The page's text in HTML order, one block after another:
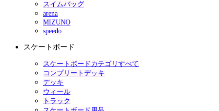
スイムバッグ
arena
MIZUNO
speedo
スケートボード
スケートボードカテゴリすべて
コンプリートデッキ
デッキ
ウィール
トラック